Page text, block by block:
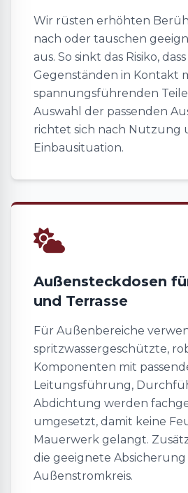
Wir rüsten erhöhten
nach oder tauschen
aus. So sinkt das Risiko,
Gegenständen in Kontakt
spannungsführenden
Auswahl der passenden
richtet sich nach Nutzung
Einbausituation.
Außensteckdosen
und Terrasse
Für Außenbereiche
spritzwassergeschützte,
Komponenten mit
Leitungsführung,
Abdichtung werden
umgesetzt, damit keine
Mauerwerk gelangt.
die geeignete
Außenstromkreis.